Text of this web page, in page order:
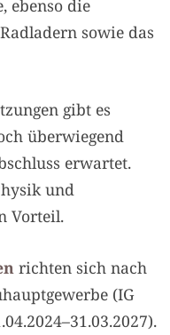
ebenso die
sowie das
gibt es
überwiegend
erwartet.
und
Vorteil.
richten sich nach
(IG